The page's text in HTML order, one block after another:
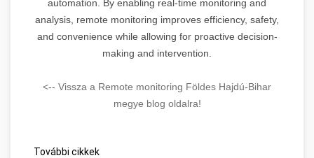
automation. By enabling real-time monitoring and
analysis, remote monitoring improves efficiency, safety,
and convenience while allowing for proactive decision-
making and intervention.
<-- Vissza a Remote monitoring Földes Hajdú-Bihar
megye blog oldalra!
További cikkek